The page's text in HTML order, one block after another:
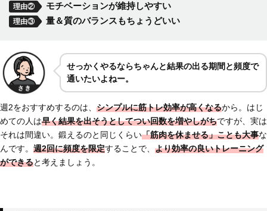
理由② モチベーションが維持しやすい
理由③ 量＆質のバランスもちょうどいい
せっかくやるならちゃんと結果の出る期間と頻度で
通いたいよねー。
週2をおすすめするのは、 シンプルに筋トレ効率が高くなるから。はじ
めての人は早く結果を出そうとしてつい回数を増やしがちですが、実は
それは間違い。鍛えるのと同じくらい「筋肉を休ませる」ことも大事な
んです。 週2回に頻度を限定することで、 より効率の良いトレーニング
ができると考えましょう。